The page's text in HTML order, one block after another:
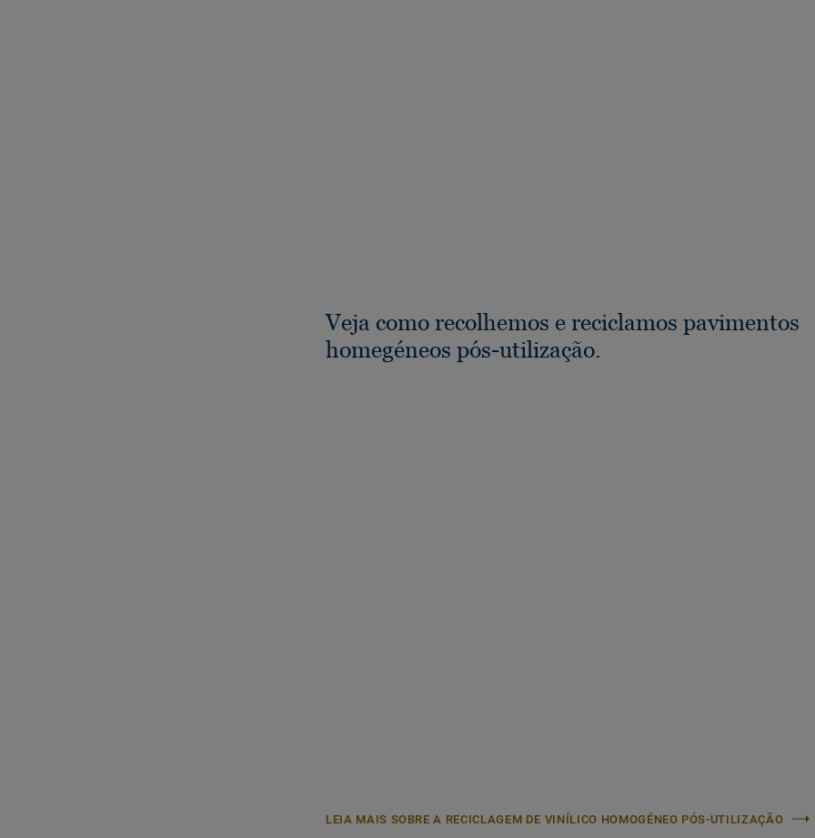
Veja como recolhemos e reciclamos pavimentos
homegéneos pós-utilização.
LEIA MAIS SOBRE A RECICLAGEM DE VINÍLICO HOMOGÉNEO PÓS-UTILIZAÇÃO